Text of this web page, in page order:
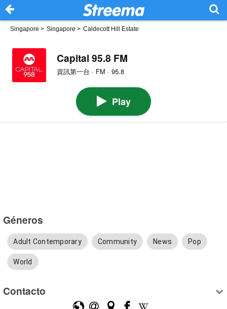
Singapore > Singapore > Caldecott Hill Estate
Capital 95.8 FM
資訊第一台 · FM · 95.8
Play
Géneros
Adult Contemporary Community News Pop
World
Contacto